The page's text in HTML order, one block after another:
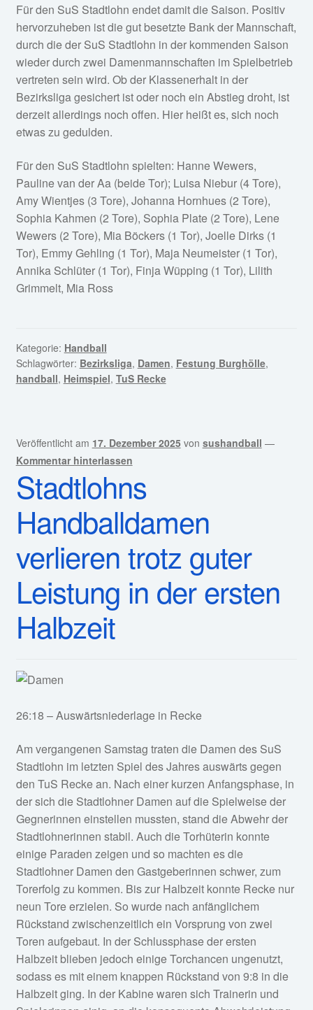
Für den SuS Stadtlohn endet damit die Saison. Positiv
hervorzuheben ist die gut besetzte Bank der Mannschaft,
durch die der SuS Stadtlohn in der kommenden Saison
wieder durch zwei Damenmannschaften im Spielbetrieb
vertreten sein wird. Ob der Klassenerhalt in der
Bezirksliga gesichert ist oder noch ein Abstieg droht, ist
derzeit allerdings noch offen. Hier heißt es, sich noch
etwas zu gedulden.
Für den SuS Stadtlohn spielten: Hanne Wewers,
Pauline van der Aa (beide Tor); Luisa Niebur (4 Tore),
Amy Wientjes (3 Tore), Johanna Hornhues (2 Tore),
Sophia Kahmen (2 Tore), Sophia Plate (2 Tore), Lene
Wewers (2 Tore), Mia Böckers (1 Tor), Joelle Dirks (1
Tor), Emmy Gehling (1 Tor), Maja Neumeister (1 Tor),
Annika Schlüter (1 Tor), Finja Wüpping (1 Tor), Lilith
Grimmelt, Mia Ross
Kategorie: Handball
Schlagwörter: Bezirksliga, Damen, Festung Burghölle,
handball, Heimspiel, TuS Recke
Veröffentlicht am 17. Dezember 2025 von sushandball —
Kommentar hinterlassen
Stadtlohns
Handballdamen
verlieren trotz guter
Leistung in der ersten
Halbzeit
26:18 – Auswärtsniederlage in Recke
Am vergangenen Samstag traten die Damen des SuS
Stadtlohn im letzten Spiel des Jahres auswärts gegen
den TuS Recke an. Nach einer kurzen Anfangsphase, in
der sich die Stadtlohner Damen auf die Spielweise der
Gegnerinnen einstellen mussten, stand die Abwehr der
Stadtlohnerinnen stabil. Auch die Torhüterin konnte
einige Paraden zeigen und so machten es die
Stadtlohner Damen den Gastgeberinnen schwer, zum
Torerfolg zu kommen. Bis zur Halbzeit konnte Recke nur
neun Tore erzielen. So wurde nach anfänglichem
Rückstand zwischenzeitlich ein Vorsprung von zwei
Toren aufgebaut. In der Schlussphase der ersten
Halbzeit blieben jedoch einige Torchancen ungenutzt,
sodass es mit einem knappen Rückstand von 9:8 in die
Halbzeit ging. In der Kabine waren sich Trainerin und